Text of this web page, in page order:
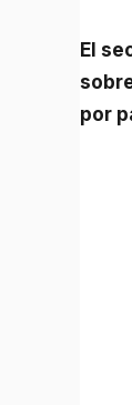
El secretario de Cultura y Turismo del Tolima, Alexander Castro, advirtió en Ondas de Ibagué
por